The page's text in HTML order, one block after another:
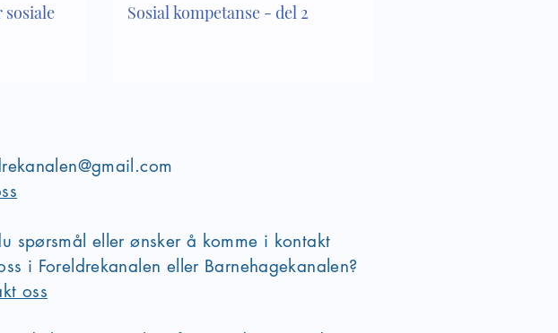
sosiale
Sosial kompetanse - del 2
spørsmål eller ønsker å komme i kontakt
i Foreldrekanalen eller Barnehagekanalen?
oss